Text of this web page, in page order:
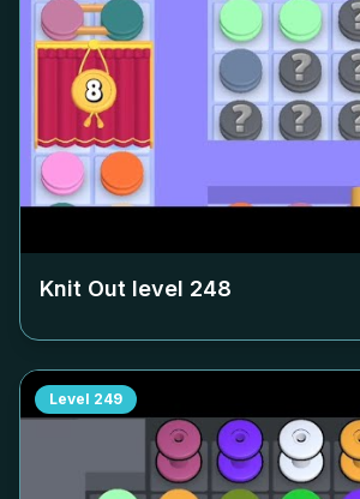
Knit Out level 248
Level 249